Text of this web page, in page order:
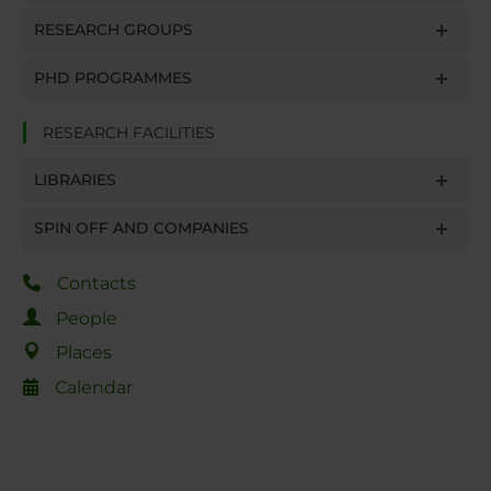
RESEARCH GROUPS
PHD PROGRAMMES
RESEARCH FACILITIES
LIBRARIES
SPIN OFF AND COMPANIES
Contacts
People
Places
Calendar